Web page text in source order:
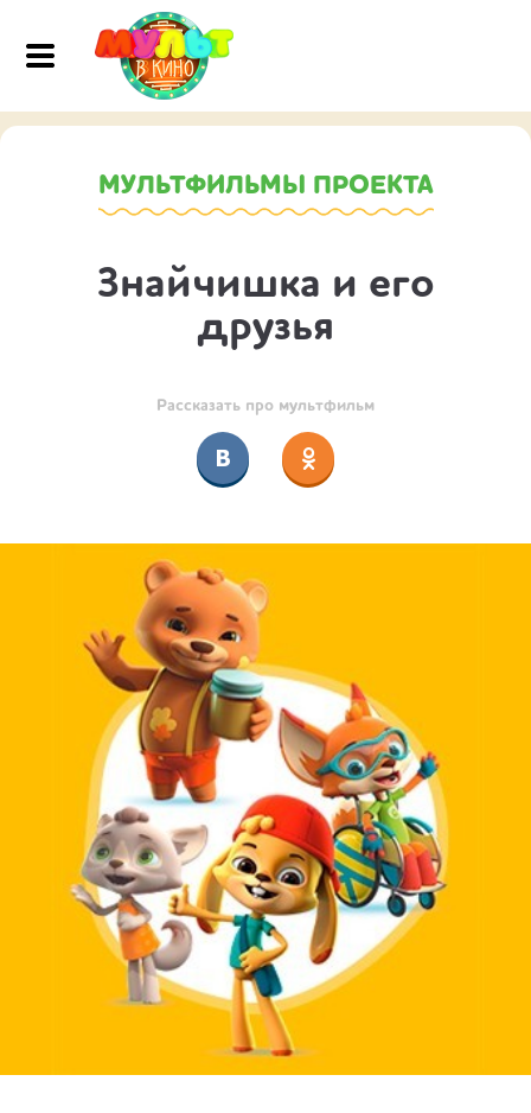
МУЛЬТФИЛЬМЫ ПРОЕКТА
Знайчишка и его
друзья
Рассказать про мультфильм